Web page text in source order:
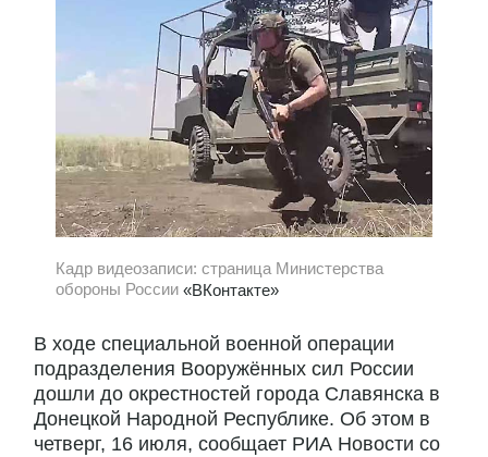
Кадр видеозаписи: страница Министерства
обороны России «ВКонтакте»
В ходе специальной военной операции
подразделения Вооружённых сил России
дошли до окрестностей города Славянска в
Донецкой Народной Республике. Об этом в
четверг, 16 июля, сообщает РИА Новости со